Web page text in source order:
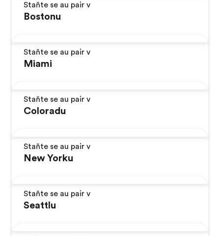
Staňte se au pair v
Bostonu
Staňte se au pair v
Miami
Staňte se au pair v
Coloradu
Staňte se au pair v
New Yorku
Staňte se au pair v
Seattlu